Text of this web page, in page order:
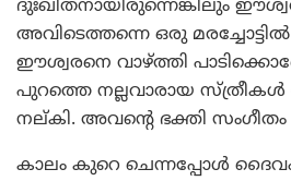
ദുഃഖിതനായിരുന്നെങ്കിലും
അവിടെത്തന്നെ ഒരു
ഈശ്വരനെ വാഴ്ത്തി
പുറത്തെ നല്ലവാരായ
നല്കി. അവന്റെ ഭക്തി
കാലം കുറെ ചെന്നപ്പോള്‍